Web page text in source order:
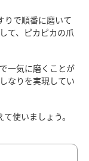
りで順番に磨いて
て、ピカピカの爪
一気に磨くことが
なりを実現してい
使いましょう。